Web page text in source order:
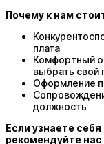
Почему к нам
плата
Комфортный
выбрать свой
Оформление
должность
Если узнаете
рекомендуйте